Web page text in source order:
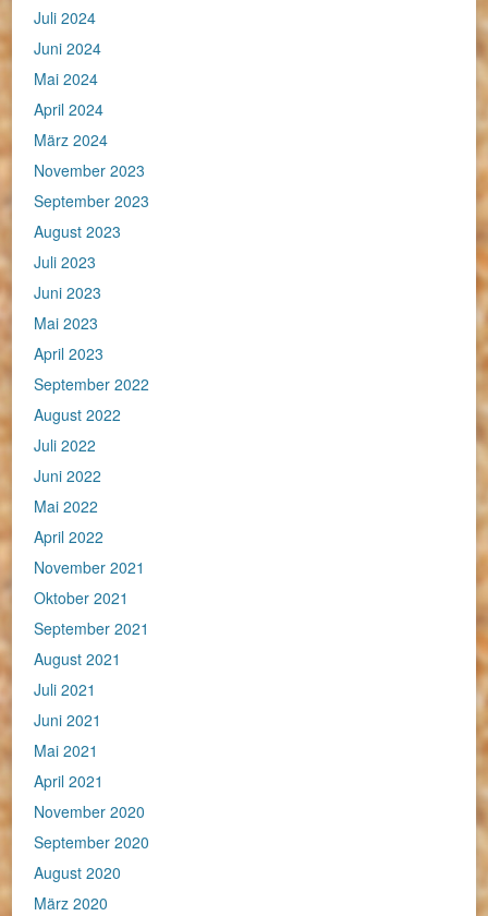
Juli 2024
Juni 2024
Mai 2024
April 2024
März 2024
November 2023
September 2023
August 2023
Juli 2023
Juni 2023
Mai 2023
April 2023
September 2022
August 2022
Juli 2022
Juni 2022
Mai 2022
April 2022
November 2021
Oktober 2021
September 2021
August 2021
Juli 2021
Juni 2021
Mai 2021
April 2021
November 2020
September 2020
August 2020
März 2020